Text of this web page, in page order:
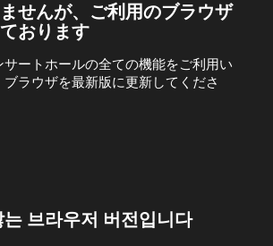
せんが、ご利用のブラウザ
おります
サートホールの全ての機能をご利用い
ラウザを最新版に更新してくださ
브라우저 버전입니다